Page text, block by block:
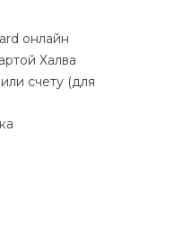
онлайн
Халва
счету (для